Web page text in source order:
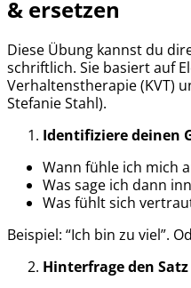
& ersetzen
Diese Übung kannst du
schriftlich. Sie basiert auf
Verhaltenstherapie (KVT)
Stefanie Stahl).
Identifiziere deinen
Wann fühle ich mich
Was sage ich dann
Was fühlt sich
Beispiel: “Ich bin zu viel”.
Hinterfrage den Satz